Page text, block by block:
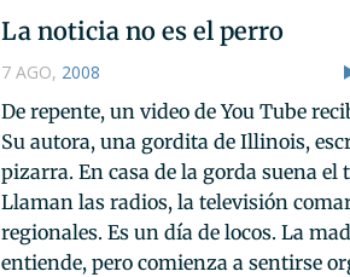
La noticia no es el perro
7 AGO, 2008
De repente, un video de You Tube
Su autora, una gordita de Illinois,
pizarra. En casa de la gorda suena el
Llaman las radios, la televisión
regionales. Es un día de locos. La
entiende, pero comienza a sentirse